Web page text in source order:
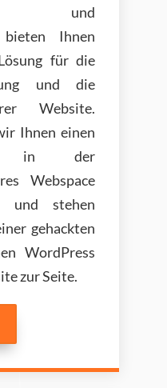
und
bieten Ihnen
für die
und die
Website.
Ihnen einen
in der
Webspace
und stehen
gehackten
WordPress
zur Seite.